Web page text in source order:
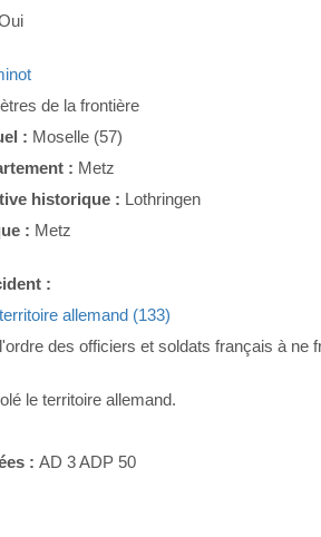
de la frontière
: Moselle (57)
: Metz
historique : Lothringen
: Metz
:
allemand (133)
des officiers et soldats français à ne
le territoire allemand.
:AD 3 ADP 50